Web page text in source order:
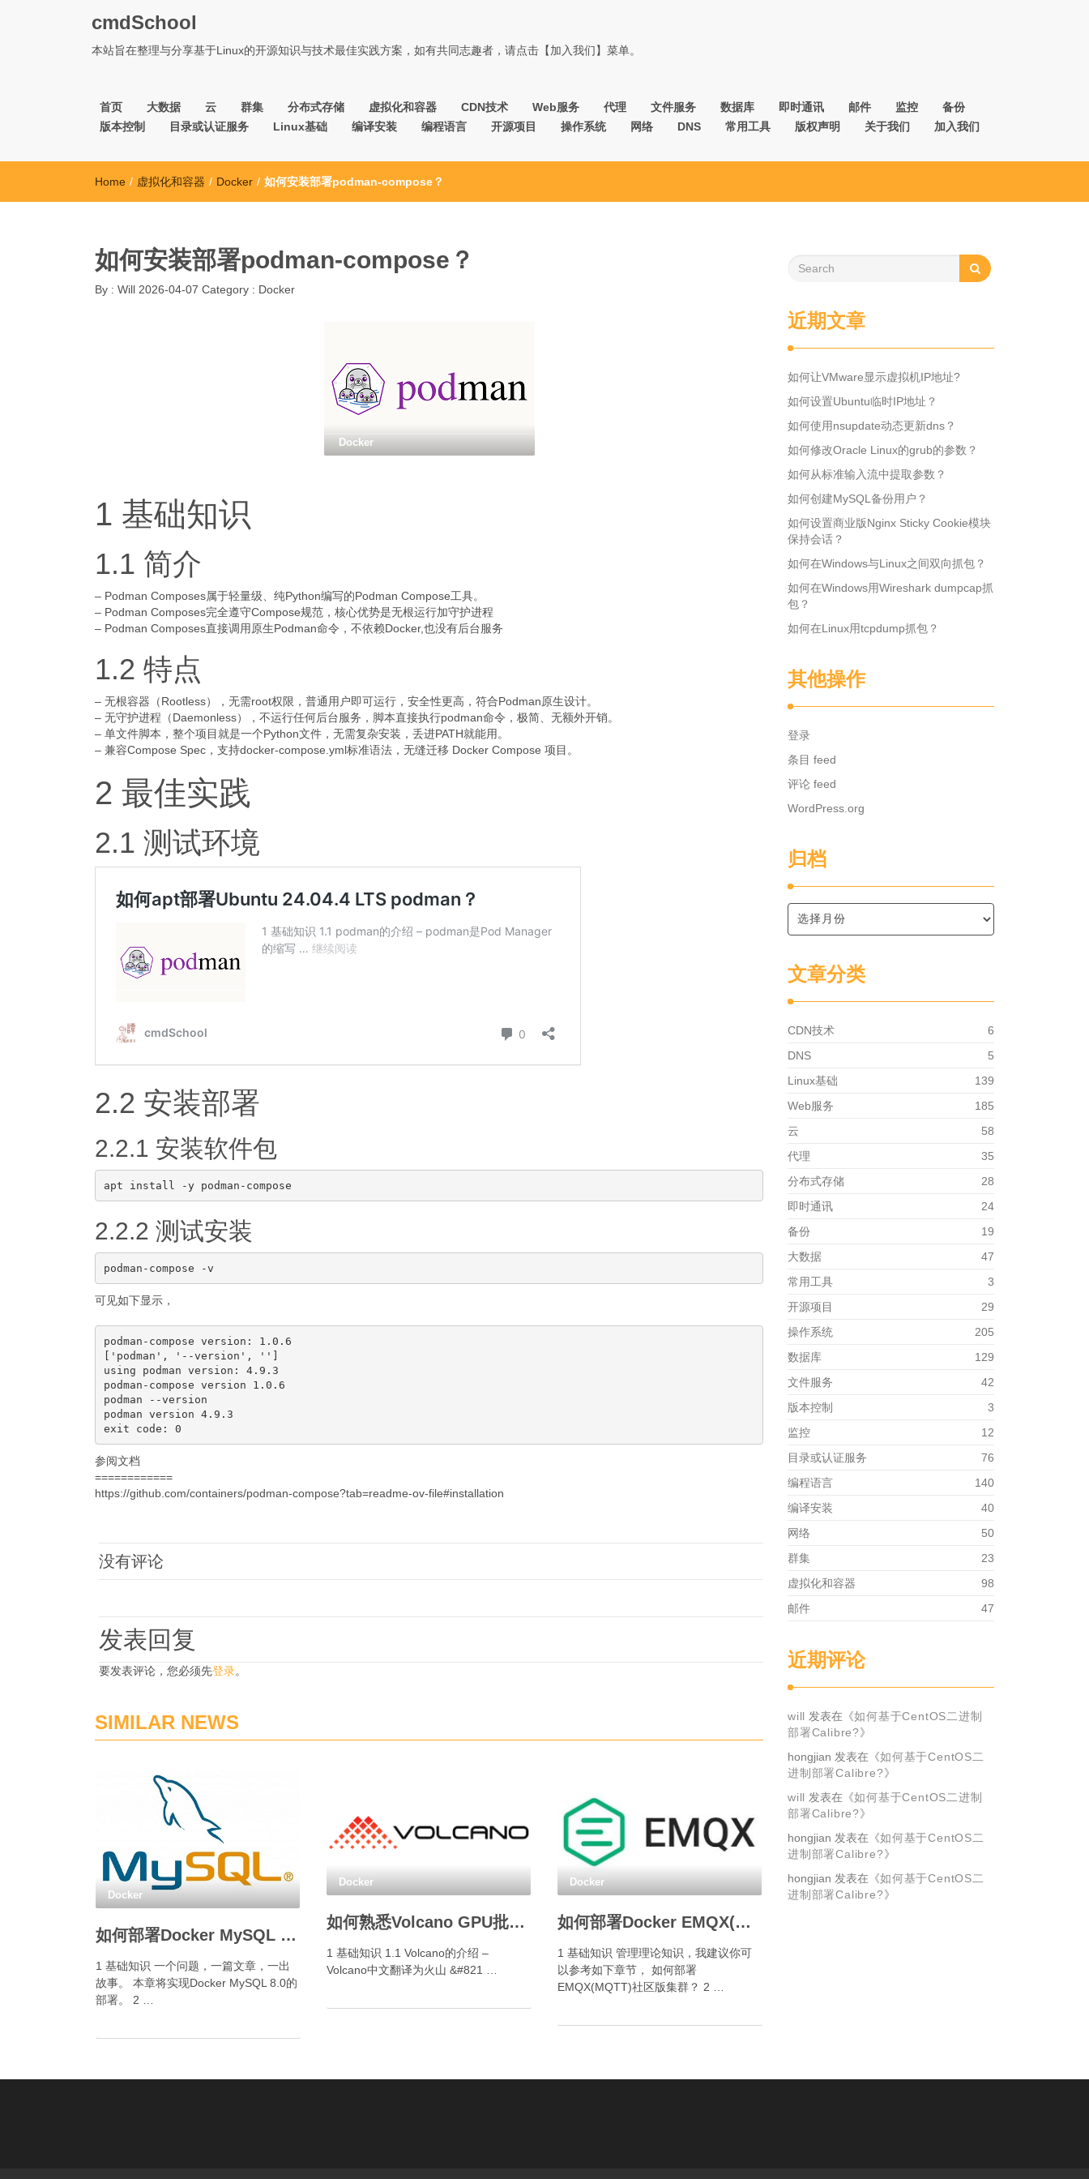
cmdSchool
本站旨在整理与分享基于Linux的开源知识与技术最佳实践方案，如有共同志趣者，请点击【加入我们】菜单。
首页 大数据 云 群集 分布式存储 虚拟化和容器 CDN技术 Web服务 代理 文件服务 数据库 即时通讯 邮件 监控
备份
版本控制
目录或认证服务 Linux基础 编译安装 编程语言 开源项目 操作系统 网络 DNS 常用工具 版权声明 关于我们 加入我们
Home / 虚拟化和容器 / Docker / 如何安装部署podman-compose？
如何安装部署podman-compose？
By : Will 2026-04-07 Category : Docker
Docker
1 基础知识
1.1 简介
– Podman Composes属于轻量级、纯Python编写的Podman Compose工具。
– Podman Composes完全遵守Compose规范，核心优势是无根运行加守护进程
– Podman Composes直接调用原生Podman命令，不依赖Docker,也没有后台服务
1.2 特点
– 无根容器（Rootless），无需root权限，普通用户即可运行，安全性更高，符合Podman原生设计。
– 无守护进程（Daemonless），不运行任何后台服务，脚本直接执行podman命令，极简、无额外开销。
– 单文件脚本，整个项目就是一个Python文件，无需复杂安装，丢进PATH就能用。
– 兼容Compose Spec，支持docker-compose.yml标准语法，无缝迁移 Docker Compose 项目。
2 最佳实践
2.1 测试环境
2.2 安装部署
2.2.1 安装软件包
2.2.2 测试安装
可见如下显示，
podman-compose version: 1.0.6
['podman', '--version', '']
using podman version: 4.9.3
podman-compose version 1.0.6
podman --version
podman version 4.9.3
参阅文档
============
https://github.com/containers/podman-compose?tab=readme-ov-file#installation
没有评论
发表回复
要发表评论，您必须先登录。
SIMILAR NEWS
Docker
如何部署Docker MySQL 5.6.34？
1 基础知识 一个问题，一篇文章，一出
故事。 本章将实现Docker MySQL 8.0的
部署。 2 …
Docker
如何熟悉Volcano GPU批量调度框架？
1 基础知识 1.1 Volcano的介绍 –
Volcano中文翻译为火山 &#821 …
Docker
如何部署Docker EMQX(MQTT)社区版集群？
1 基础知识 管理理论知识，我建议你可
以参考如下章节， 如何部署
EMQX(MQTT)社区版集群？ 2 …
近期文章
如何让VMware显示虚拟机IP地址?
如何设置Ubuntu临时IP地址？
如何使用nsupdate动态更新dns？
如何修改Oracle Linux的grub的参数？
如何从标准输入流中提取参数？
如何创建MySQL备份用户？
如何设置商业版Nginx Sticky Cookie模块
保持会话？
如何在Windows与Linux之间双向抓包？
如何在Windows用Wireshark dumpcap抓
包？
如何在Linux用tcpdump抓包？
其他操作
登录
条目 feed
评论 feed
WordPress.org
归档
文章分类
CDN技术
6
DNS
5
Linux基础
139
Web服务
185
云
58
代理
35
分布式存储
28
即时通讯
24
备份
19
大数据
47
常用工具
3
开源项目
29
操作系统
205
数据库
129
文件服务
42
版本控制
3
监控
12
目录或认证服务
76
编程语言
140
编译安装
40
网络
50
群集
23
虚拟化和容器
98
邮件
47
近期评论
will 发表在《如何基于CentOS二进制
部署Calibre?》
hongjian 发表在《如何基于CentOS二
进制部署Calibre?》
will 发表在《如何基于CentOS二进制
部署Calibre?》
hongjian 发表在《如何基于CentOS二
进制部署Calibre?》
hongjian 发表在《如何基于CentOS二
进制部署Calibre?》